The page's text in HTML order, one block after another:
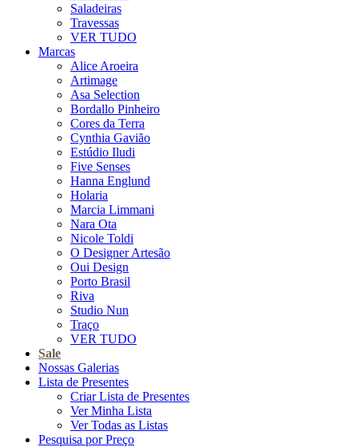
Saladeiras
Travessas
VER TUDO
Marcas
Alice Aroeira
Artimage
Asa Selection
Bordallo Pinheiro
Cores da Terra
Cynthia Gavião
Estúdio Iludi
Five Senses
Hanna Englund
Holaria
Marcia Limmani
Nara Ota
Nicole Toldi
O Designer Artesão
Oui Design
Porto Brasil
Riva
Studio Nun
Traço
VER TUDO
Sale
Nossas Galerias
Lista de Presentes
Criar Lista de Presentes
Ver Minha Lista
Ver Todas as Listas
Pesquisa por Preço